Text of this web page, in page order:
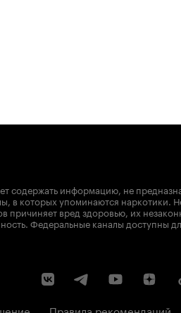
содержать информацию, не
в которых упоминаются наркотики.
причиняет вред здоровью, их
Федеральные каналы доступны